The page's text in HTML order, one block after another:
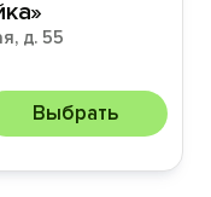
д. 55
Выбрать